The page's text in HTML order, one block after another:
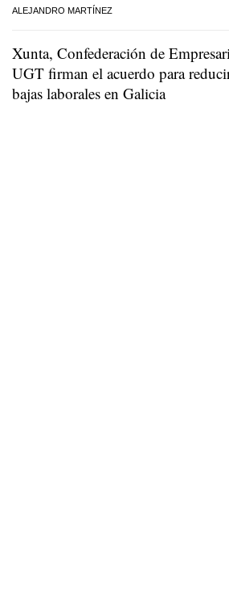
ALEJANDRO MARTÍNEZ
Xunta, Confederación de
UGT firman el acuerdo para
bajas laborales en Galicia